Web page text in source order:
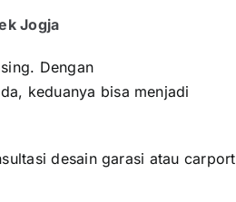
Jogja
Dengan
keduanya bisa menjadi
desain garasi atau carport